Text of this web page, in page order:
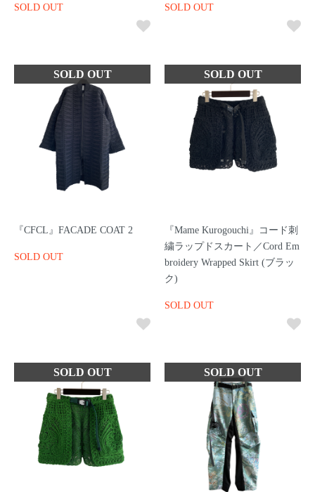
SOLD OUT SOLD OUT
『CFCL』FACADE COAT 2
SOLD OUT
『Mame Kurogouchi』コード刺
繍ラップドスカート／Cord Em
broidery Wrapped Skirt (ブラッ
ク)
SOLD OUT